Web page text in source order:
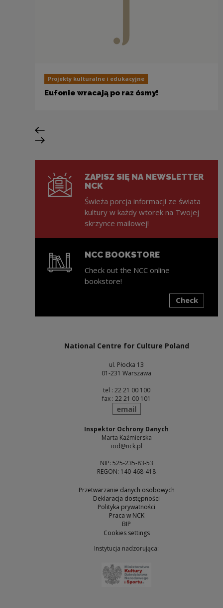
Projekty kulturalne i edukacyjne
Eufonie wracają po raz ósmy!
Previous slide
Next slide
ZAPISZ SIĘ NA NEWSLETTER
NCK
Świeża porcja informacji ze świata
kultury w każdy wtorek na Twojej
skrzynce mailowej!
NCC BOOKSTORE
Check out the NCC online
bookstore!
Check
National Centre for Culture Poland
ul. Płocka 13
01-231 Warszawa
tel : 22 21 00 100
fax : 22 21 00 101
send
email
Inspektor Ochrony Danych
Marta Kaźmierska
iod@nck.pl
NIP: 525-235-83-53
REGON: 140-468-418
Przetwarzanie danych osobowych
Deklaracja dostępności
Polityka prywatności
Praca w NCK
BIP
Cookies settings
Instytucja nadzorująca: